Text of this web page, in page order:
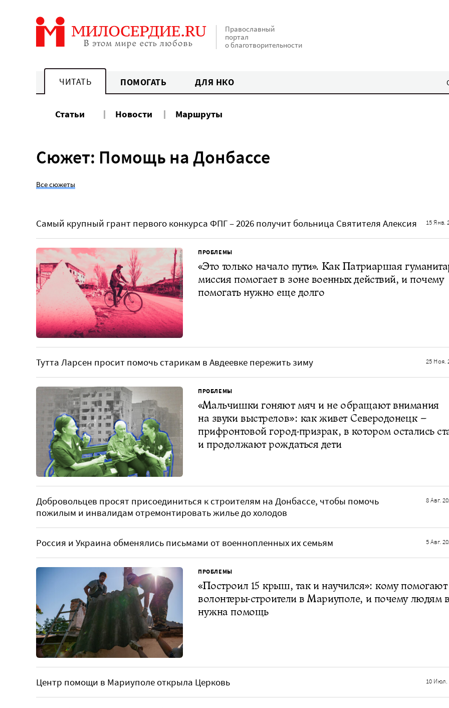
Православный
портал
о благотворительности
ЧИТАТЬ ПОМОГАТЬ ДЛЯ НКО
Статьи Новости Маршруты
Сюжет: Помощь на Донбассе
Все сюжеты
Самый крупный грант первого конкурса ФПГ – 2026 получит больница Святителя Алексия 15 Янв.
ПРОБЛЕМЫ
«Это только начало пути». Как Патриаршая
миссия помогает в зоне военных действий, и почему
помогать нужно еще долго
Тутта Ларсен просит помочь старикам в Авдеевке пережить зиму 25 Ноя.
ПРОБЛЕМЫ
«Мальчишки гоняют мяч и не обращают внимания
на звуки выстрелов»: как живет Северодонецк –
прифронтовой город-призрак, в котором остались
и продолжают рождаться дети
Добровольцев просят присоединиться к строителям на Донбассе, чтобы помочь
пожилым и инвалидам отремонтировать жилье до холодов
8 Авг.
Россия и Украина обменялись письмами от военнопленных их семьям 5 Авг.
ПРОБЛЕМЫ
«Построил 15 крыш, так и научился»: кому помогают
волонтеры-строители в Мариуполе, и почему людям
нужна помощь
Центр помощи в Мариуполе открыла Церковь 10 Июл.